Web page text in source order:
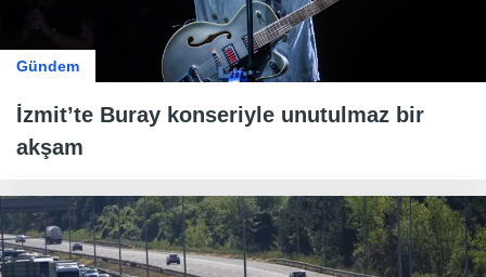
Gündem
İzmit’te Buray konseriyle unutulmaz bir
akşam